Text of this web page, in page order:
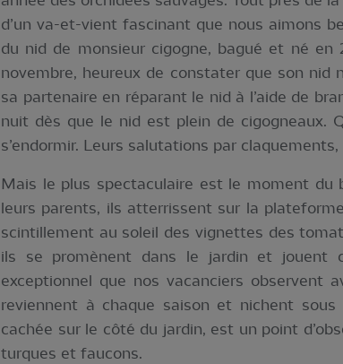
d’un va-et-vient fascinant que nous aimons
du nid de monsieur cigogne, bagué et né
novembre, heureux de constater que son nid
sa partenaire en réparant le nid à l’aide de
nuit dès que le nid est plein de cigogneaux.
s’endormir. Leurs salutations par
Mais le plus spectaculaire est le moment du
leurs parents, ils atterrissent sur la
scintillement au soleil des vignettes des
ils se promènent dans le jardin et jouent
exceptionnel que nos vacanciers observent
reviennent à chaque saison et nichent
cachée sur le côté du jardin, est un point
turques et faucons.